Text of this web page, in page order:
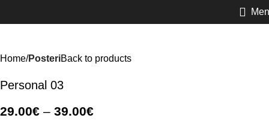
Home PosteriBack to products
Personal 03
29.00€ – 39.00€